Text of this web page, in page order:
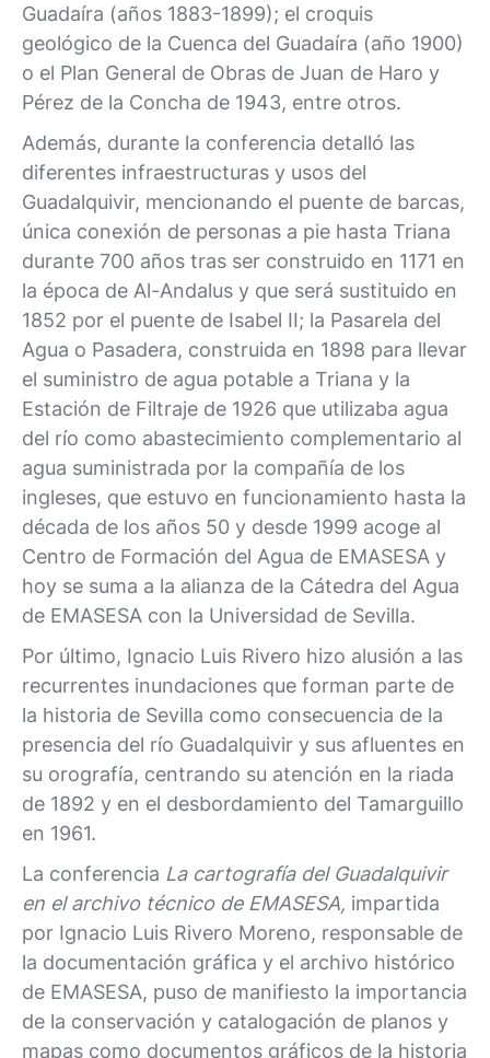
Guadaíra (años 1883-1899); el croquis
geológico de la Cuenca del Guadaíra (año 1900)
o el Plan General de Obras de Juan de Haro y
Pérez de la Concha de 1943, entre otros.
Además, durante la conferencia detalló las
diferentes infraestructuras y usos del
Guadalquivir, mencionando el puente de barcas,
única conexión de personas a pie hasta Triana
durante 700 años tras ser construido en 1171 en
la época de Al-Andalus y que será sustituido en
1852 por el puente de Isabel II; la Pasarela del
Agua o Pasadera, construida en 1898 para llevar
el suministro de agua potable a Triana y la
Estación de Filtraje de 1926 que utilizaba agua
del río como abastecimiento complementario al
agua suministrada por la compañía de los
ingleses, que estuvo en funcionamiento hasta la
década de los años 50 y desde 1999 acoge al
Centro de Formación del Agua de EMASESA y
hoy se suma a la alianza de la Cátedra del Agua
de EMASESA con la Universidad de Sevilla.
Por último, Ignacio Luis Rivero hizo alusión a las
recurrentes inundaciones que forman parte de
la historia de Sevilla como consecuencia de la
presencia del río Guadalquivir y sus afluentes en
su orografía, centrando su atención en la riada
de 1892 y en el desbordamiento del Tamarguillo
en 1961.
La conferencia La cartografía del Guadalquivir
en el archivo técnico de EMASESA, impartida
por Ignacio Luis Rivero Moreno, responsable de
la documentación gráfica y el archivo histórico
de EMASESA, puso de manifiesto la importancia
de la conservación y catalogación de planos y
mapas como documentos gráficos de la historia